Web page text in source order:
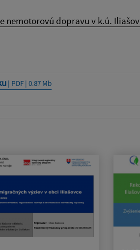
dopravu v k.ú.
| PDF | 0.87 Mb